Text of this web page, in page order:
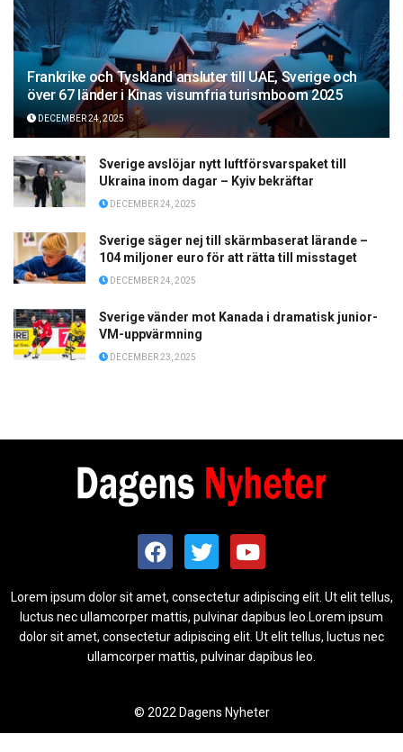
Frankrike och Tyskland ansluter till UAE, Sverige och
över 67 länder i Kinas visumfria turismboom 2025
DECEMBER 24, 2025
Sverige avslöjar nytt luftförsvarspaket till
Ukraina inom dagar – Kyiv bekräftar
DECEMBER 24, 2025
Sverige säger nej till skärmbaserat lärande –
104 miljoner euro för att rätta till misstaget
DECEMBER 24, 2025
Sverige vänder mot Kanada i dramatisk junior-
VM-uppvärmning
DECEMBER 23, 2025
Lorem ipsum dolor sit amet, consectetur adipiscing elit. Ut elit tellus,
luctus nec ullamcorper mattis, pulvinar dapibus leo.Lorem ipsum
dolor sit amet, consectetur adipiscing elit. Ut elit tellus, luctus nec
ullamcorper mattis, pulvinar dapibus leo.
© 2022 Dagens Nyheter